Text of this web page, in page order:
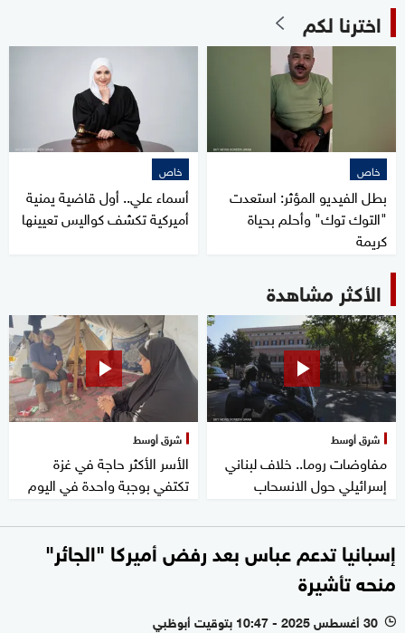
اخترنا لكم
خاص
بطل الفيديو المؤثر: استعدت
"التوك توك" وأحلم بحياة
كريمة
خاص
أسماء علي.. أول قاضية يمنية
أميركية تكشف كواليس تعيينها
الأكثر مشاهدة
شرق أوسط
مفاوضات روما.. خلاف لبناني
إسرائيلي حول الانسحاب
شرق أوسط
الأسر الأكثر حاجة في غزة
تكتفي بوجبة واحدة في اليوم
إسبانيا تدعم عباس بعد رفض أميركا "الجائر"
منحه تأشيرة
l 30 أغسطس 2025 - 10:47 بتوقيت أبوظبي